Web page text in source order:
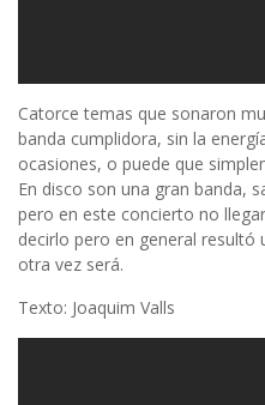
Catorce temas que sonaron
banda cumplidora, sin la
ocasiones, o puede que
En disco son una gran banda,
pero en este concierto no
decirlo pero en general resultó
otra vez será.
Texto: Joaquim Valls